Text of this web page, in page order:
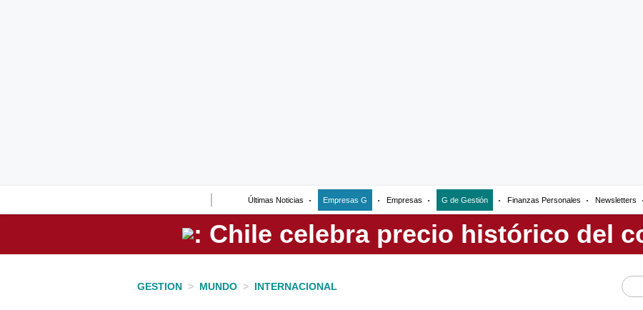
Últimas Noticias Empresas G Empresas G de Gestión Finanzas Personales Newsletters
Perú
GESTION > MUNDO > INTERNACIONAL